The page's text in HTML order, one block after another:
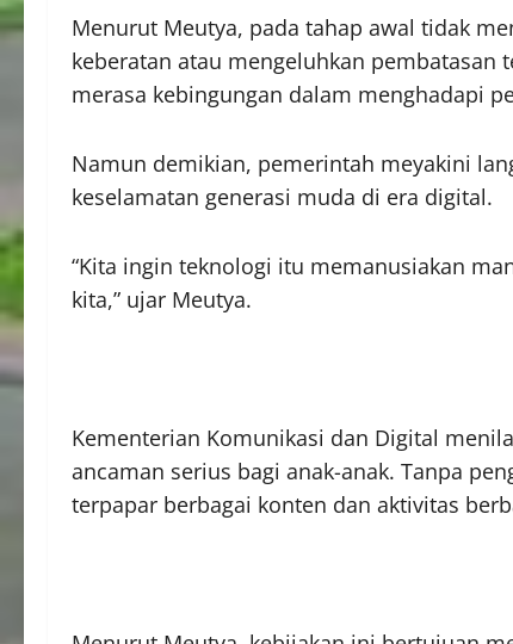
Menurut Meutya, pada tahap awal tidak
keberatan atau mengeluhkan pembatasan
merasa kebingungan dalam menghadapi
Namun demikian, pemerintah meyakini
keselamatan generasi muda di era digital.
“Kita ingin teknologi itu memanusiakan
kita,” ujar Meutya.
Kementerian Komunikasi dan Digital
ancaman serius bagi anak-anak. Tanpa
terpapar berbagai konten dan aktivitas